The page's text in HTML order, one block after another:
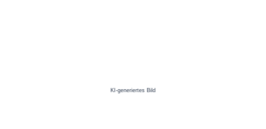
KI-generiertes Bild